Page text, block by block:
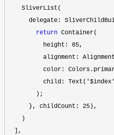
    SliverList(
delegate:
return Container(
          height:
85,
alignment:
color:
          child: Text(
        );
      }, childCount:
25 ),
    )
  ],